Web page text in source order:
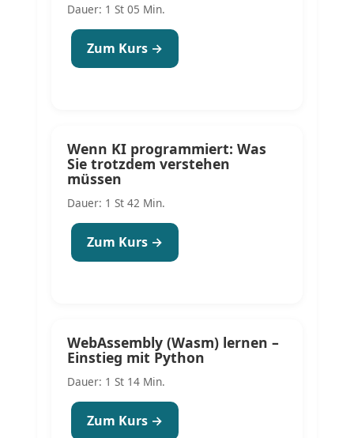
Dauer: 1 St 05 Min.
Zum Kurs →
Wenn KI programmiert: Was
Sie trotzdem verstehen
müssen
Dauer: 1 St 42 Min.
Zum Kurs →
WebAssembly (Wasm) lernen –
Einstieg mit Python
Dauer: 1 St 14 Min.
Zum Kurs →